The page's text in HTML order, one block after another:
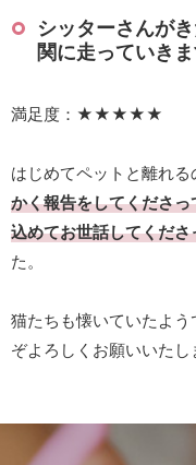
シッターさんが
関に走っていきま
満足度：★★★★★
はじめてペットと離れる
かく報告をしてくださ
込めてお世話してくださ
た。
猫たちも懐いていたよ
ぞよろしくお願いいたし